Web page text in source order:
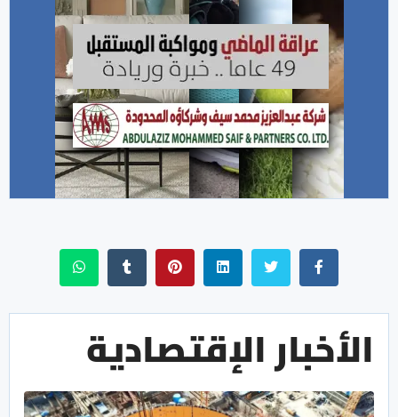
الأخبار الإقتصادية